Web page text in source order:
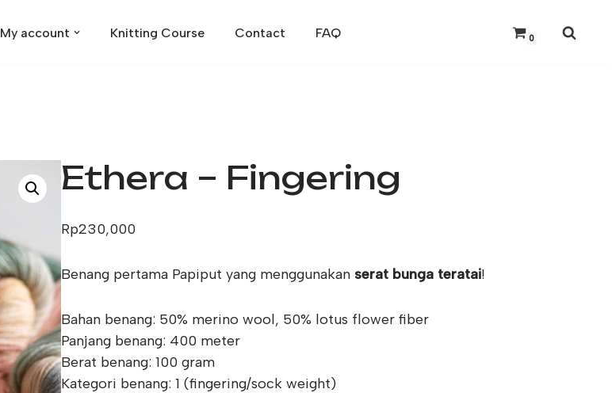
My account Knitting Course Contact FAQ 0
Ethera – Fingering
Rp230,000
Benang pertama Papiput yang menggunakan serat bunga teratai!
Bahan benang: 50% merino wool, 50% lotus flower fiber
Panjang benang: 400 meter
Berat benang: 100 gram
Kategori benang: 1 (fingering/sock weight)